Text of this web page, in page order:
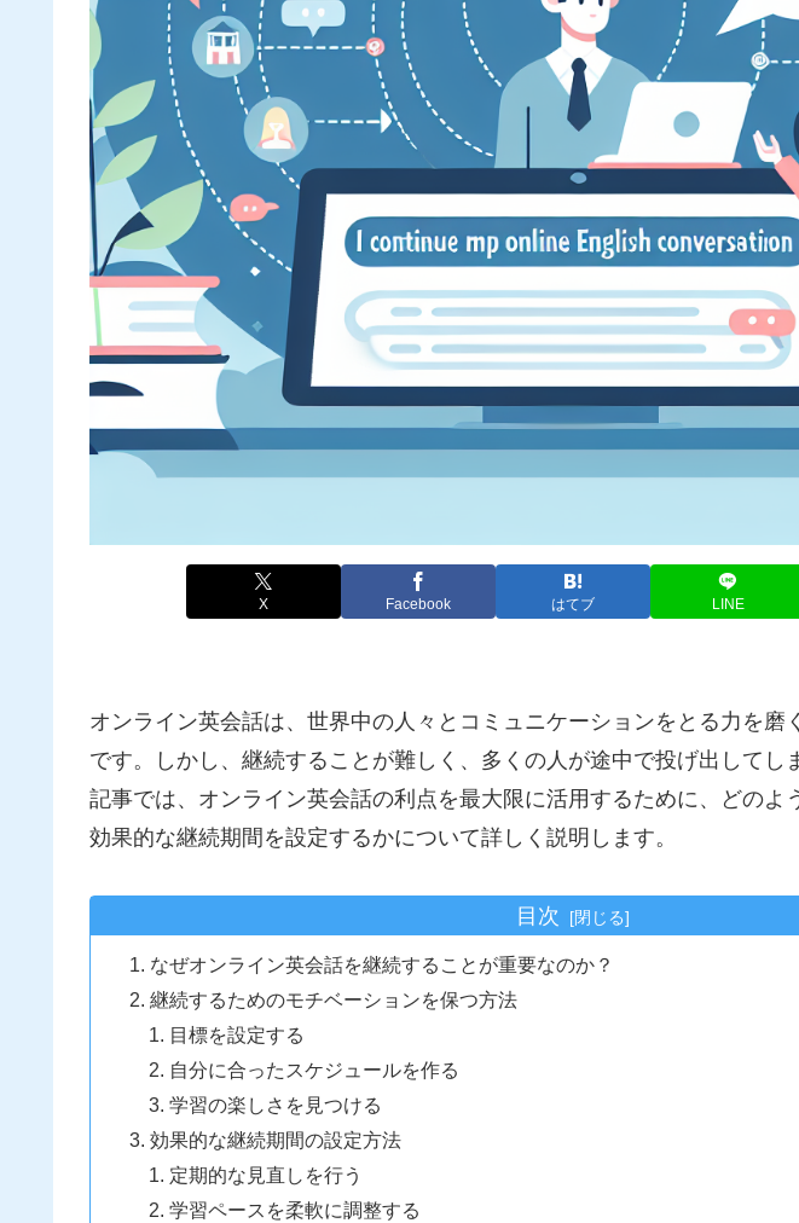
X Facebook はてブ LINE
オンライン英会話は、世界中の人々とコミュニケーションをとる力を磨
です。しかし、継続することが難しく、多くの人が途中で投げ出してし
記事では、オンライン英会話の利点を最大限に活用するために、どのよ
効果的な継続期間を設定するかについて詳しく説明します。
目次
なぜオンライン英会話を継続することが重要なのか？
継続するためのモチベーションを保つ方法
目標を設定する
自分に合ったスケジュールを作る
学習の楽しさを見つける
効果的な継続期間の設定方法
定期的な見直しを行う
学習ペースを柔軟に調整する